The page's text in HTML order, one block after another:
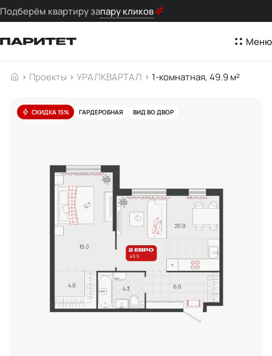
Подберём квартиру запару кликов
Меню
Проекты УРАЛКВАРТАЛ 1-комнатная, 49.9 м²
СКИДКА 15% ГАРДЕРОБНАЯ ВИД ВО ДВОР